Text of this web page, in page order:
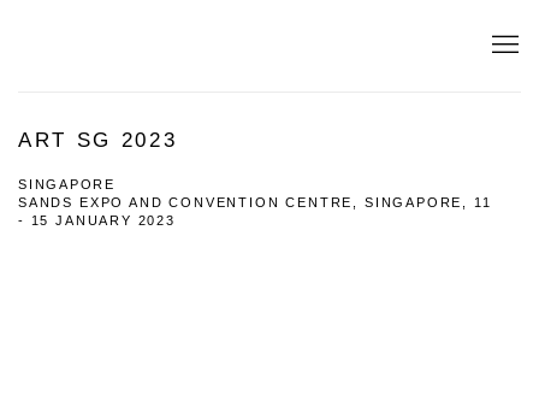
ART SG 2023
SINGAPORE
SANDS EXPO AND CONVENTION CENTRE, SINGAPORE, 11
- 15 JANUARY 2023